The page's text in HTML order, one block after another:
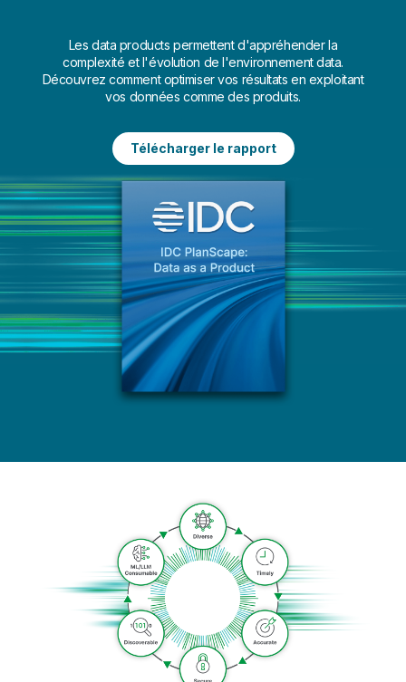
d'usage tels que l'inventaire et le
processus quote-to-cash. Prenez
des décisions en vous appuyant sur
des insights générés à partir de
En savoir plus
Les data products permettent d'appréhender la
complexité et l'évolution de l'environnement data.
Découvrez comment optimiser vos résultats en exploitant
vos données comme des produits.
Télécharger le rapport